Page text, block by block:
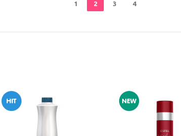
1 2 3 4